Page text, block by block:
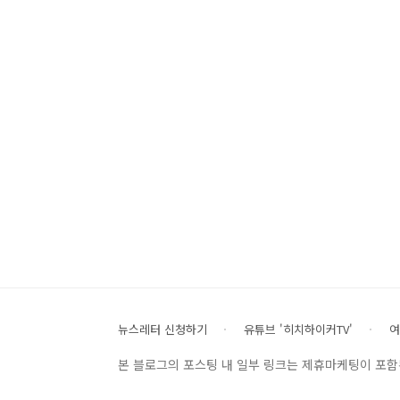
뉴스레터 신청하기 유튜브 '히치하이커TV'
본 블로그의 포스팅 내 일부 링크는 제휴마케팅이 포